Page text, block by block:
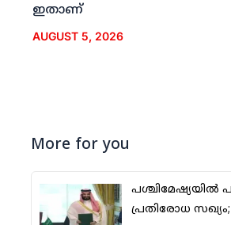
ഇതാണ്
AUGUST 5, 2026
More for you
പശ്ചിമേഷ്യയില്‍
പ്രതിരോധ സഖ്യം;